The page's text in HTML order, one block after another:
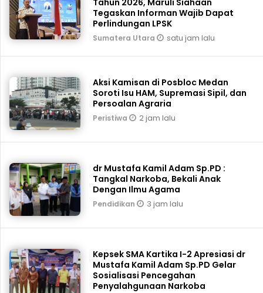
Tahun 2026, Maruli Siahaan
Tegaskan Informan Wajib Dapat
Perlindungan LPSK
Sumatera Utara satu jam lalu
Aksi Kamisan di Posbloc Medan
Soroti Isu HAM, Supremasi Sipil, dan
Persoalan Agraria
Peristiwa 2 jam lalu
dr Mustafa Kamil Adam Sp.PD :
Tangkal Narkoba, Bekali Anak
Dengan Ilmu Agama
Pendidikan 3 jam lalu
Kepsek SMA Kartika I-2 Apresiasi dr
Mustafa Kamil Adam Sp.PD Gelar
Sosialisasi Pencegahan
Penyalahgunaan Narkoba